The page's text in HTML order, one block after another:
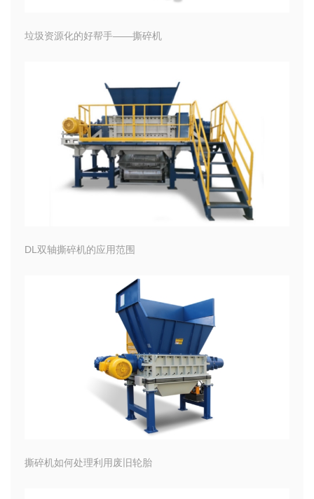
垃圾资源化的好帮手——撕碎机
DL双轴撕碎机的应用范围
撕碎机如何处理利用废旧轮胎